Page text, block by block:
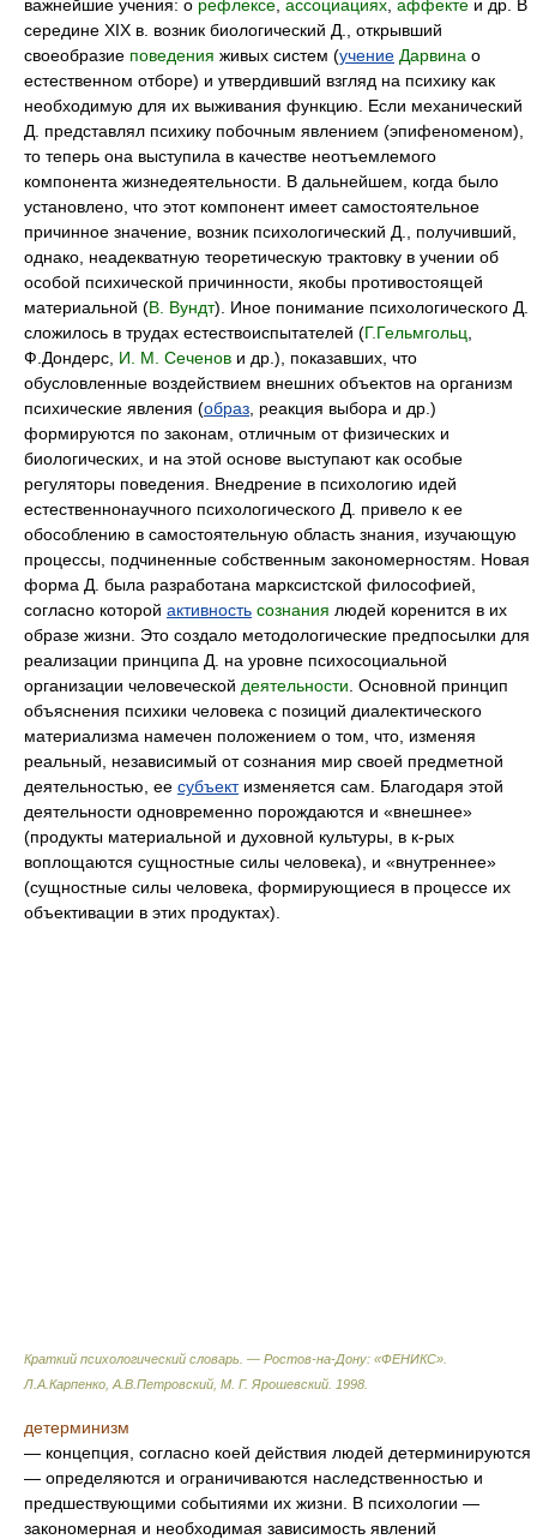
важнейшие учения: о рефлексе ассоциациях аффекте и др. В
середине XIX в. возник биологический Д., открывший
своеобразие поведения живых систем (учение Дарвина о
естественном отборе) и утвердивший взгляд на психику как
необходимую для их выживания функцию. Если механический
Д. представлял психику побочным явлением (эпифеноменом),
то теперь она выступила в качестве неотъемлемого
компонента жизнедеятельности. В дальнейшем, когда было
установлено, что этот компонент имеет самостоятельное
причинное значение, возник психологический Д., получивший,
однако, неадекватную теоретическую трактовку в учении об
особой психической причинности, якобы противостоящей
материальной (В. Вундт). Иное понимание психологического Д.
сложилось в трудах естествоиспытателей (Г.Гельмгольц
Ф.Дондерс, И. М. Сеченов и др.), показавших, что
обусловленные воздействием внешних объектов на организм
психические явления (образ , реакция выбора и др.)
формируются по законам, отличным от физических и
биологических, и на этой основе выступают как особые
регуляторы поведения. Внедрение в психологию идей
естественнонаучного психологического Д. привело к ее
обособлению в самостоятельную область знания, изучающую
процессы, подчиненные собственным закономерностям. Новая
форма Д. была разработана марксистской философией,
согласно которой активность сознания людей коренится в их
образе жизни. Это создало методологические предпосылки для
реализации принципа Д. на уровне психосоциальной
организации человеческой деятельности . Основной принцип
объяснения психики человека с позиций диалектического
материализма намечен положением о том, что, изменяя
реальный, независимый от сознания мир своей предметной
деятельностью, ее субъектизменяется сам. Благодаря этой
деятельности одновременно порождаются и «внешнее»
(продукты материальной и духовной культуры, в к-рых
воплощаются сущностные силы человека), и «внутреннее»
(сущностные силы человека, формирующиеся в процессе их
объективации в этих продуктах).
Краткий психологический словарь. — Ростов-на-Дону: «ФЕНИКС»
Л.А.Карпенко, А.В.Петровский, М. Г. Ярошевский 1998
детерминизм
— концепция, согласно коей действия людей детерминируются
— определяются и ограничиваются наследственностью и
предшествующими событиями их жизни. В психологии —
закономерная и необходимая зависимость явлений